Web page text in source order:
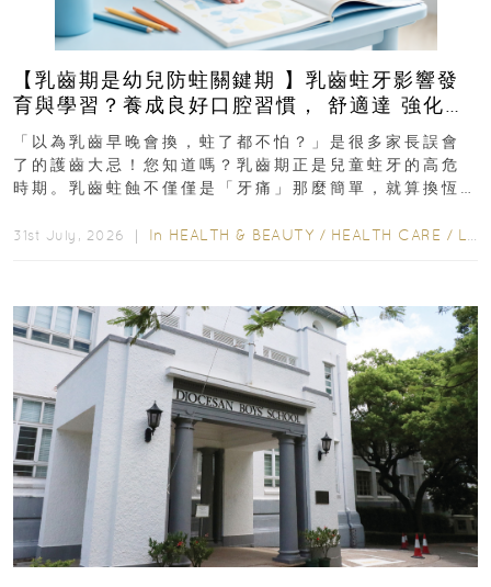
【乳齒期是幼兒防蛀關鍵期 】乳齒蛀牙影響發
育與學習？養成良好口腔習慣， 舒適達 強化琺
瑯質 兒童牙膏防護指南
「以為乳齒早晚會換，蛀了都不怕？」是很多家長誤會
了的護齒大忌！您知道嗎？乳齒期正是兒童蛀牙的高危
時期。乳齒蛀蝕不僅僅是「牙痛」那麼簡單，就算換恆
31st July, 2026 ｜ In HEALTH & BEAUTY / HEALTH CARE / LIFESTYLE